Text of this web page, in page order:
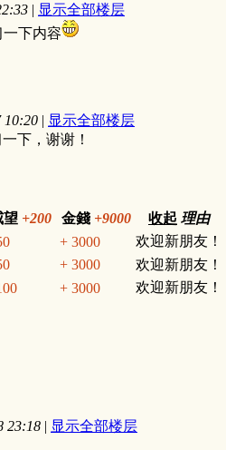
| 显示全部楼层
下内容
10:20 | 显示全部楼层
下，谢谢！
望 +200 金錢 +9000 收起 理由
+ 3000
欢迎新朋友！
+ 3000
欢迎新朋友！
+ 3000 欢迎新朋友！
23:18 | 显示全部楼层